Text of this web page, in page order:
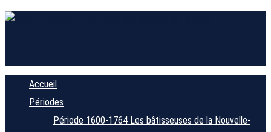
Accueil
Périodes
Période 1600-1764 Les bâtisseuses de la Nouvelle-